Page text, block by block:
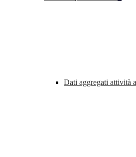
Dati aggregati attività